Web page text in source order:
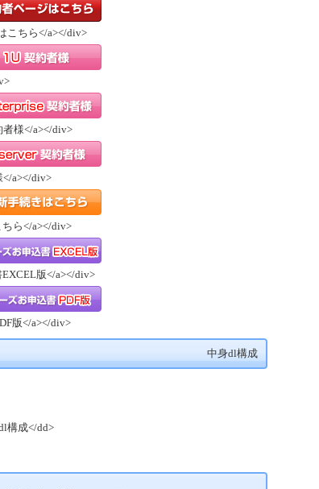
者ページはこちら
こちら</a></div>
1U契約者様
契約者様
者様</a></div>
server契約者様
</a></div>
手続きはこちら
ちら</a></div>
ズお申込書EXCEL版
版</a></div>
版</a></div>
中身dl構成
構成</dd>